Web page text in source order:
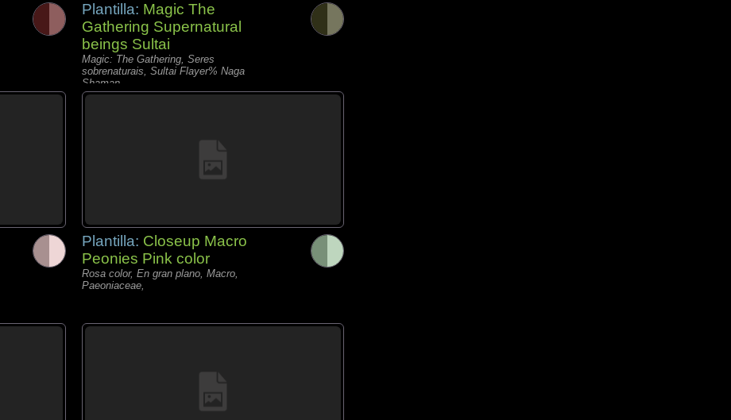
Plantilla: Magic The
Gathering Supernatural
beings Sultai
Magic: The Gathering, Seres
sobrenaturais, Sultai Flayer% Naga
Shaman
Plantilla: Closeup Macro
Peonies Pink color
Rosa color, En gran plano, Macro,
Paeoniaceae,